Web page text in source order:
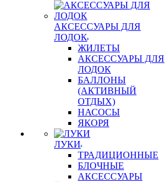
АКСЕССУАРЫ ДЛЯ
ЛОДОК
ЖИЛЕТЫ
АКСЕССУАРЫ ДЛЯ
ЛОДОК
БАЛЛОНЫ
(АКТИВНЫЙ
ОТДЫХ)
НАСОСЫ
ЯКОРЯ
ЛУКИ
ТРАДИЦИОННЫЕ
БЛОЧНЫЕ
АКСЕССУАРЫ